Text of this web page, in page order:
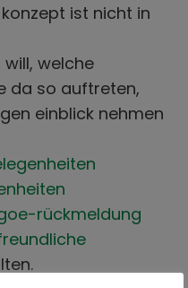
ist nicht in
welche
da so auftreten,
einblick nehmen
rückmeldung